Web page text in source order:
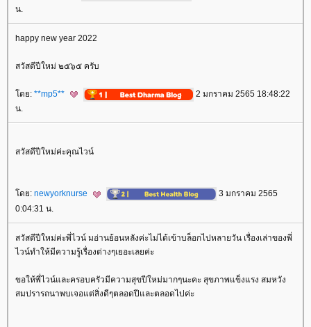
น.
happy new year 2022
สวัสดีปีใหม่ ๒๕๖๕ ครับ
ดย: **mp5**
2 มกราคม 2565 18:48:22
น.
สวัสดีปีใหม่ค่ะคุณไวน์
ดย: newyorknurse
3 มกราคม 2565
0:04:31 น.
สวัสดีปีใหม่ค่ะพี่ไวน์ มอ่านย้อนหลังค่ะไม่ได้เข้าบล็อกไปหลายวัน เรื่องเล่าของพี่
ไวน์ทำให้มีความรู้เรื่องต่างๆเยอะเลยค่ะ
ขอให้พี่ไวน์และครอบครัวมีความสุขปีใหม่มากๆนะคะ สุขภาพแข็งแรง สมหวัง
สมปรารถนาพบเจอแต่สิ่งดีๆตลอดปีและตลอดไปค่ะ